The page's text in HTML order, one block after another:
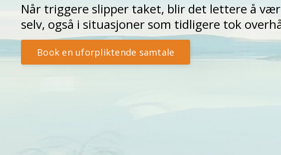
Når triggere slipper taket, blir det lettere å
selv, også i situasjoner som tidligere tok
Book en uforpliktende samtale